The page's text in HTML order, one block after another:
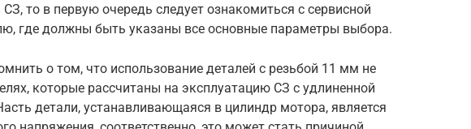
то в первую очередь следует ознакомиться с сервисной
где должны быть указаны все основные параметры выбора.
о том, что использование деталей с резьбой 11 мм не
которые рассчитаны на эксплуатацию СЗ с удлиненной
детали, устанавливающаяся в цилиндр мотора, является